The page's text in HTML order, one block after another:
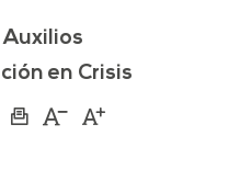
Auxilios
en Crisis
ImprimirAumentarDisminuir